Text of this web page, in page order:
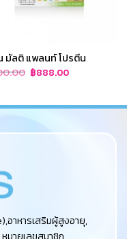
มัลติ แพลนท์ โปรตีน
Original
price
฿888.00Current
price
าหารเสริมผู้สูงอายุ,